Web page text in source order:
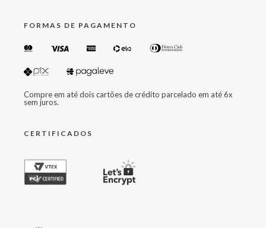
FORMAS DE PAGAMENTO
Compre em até dois cartões de crédito parcelado em até 6x
sem juros.
CERTIFICADOS